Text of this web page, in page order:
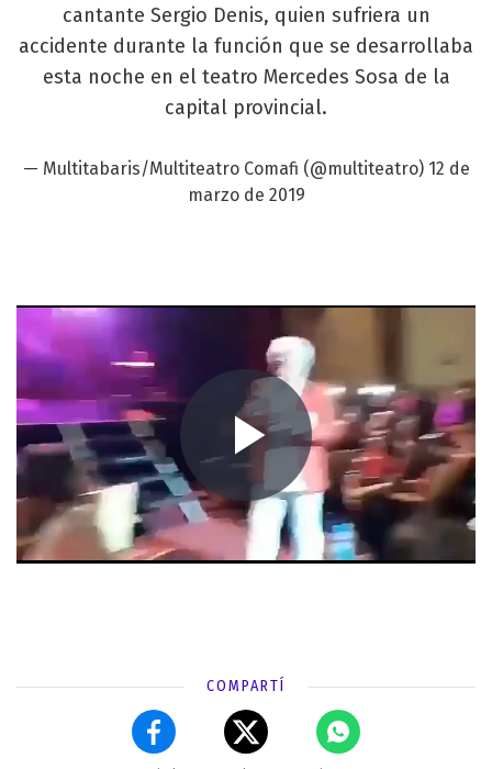
cantante Sergio Denis, quien sufriera un
accidente durante la función que se desarrollaba
esta noche en el teatro Mercedes Sosa de la
capital provincial.
— Multitabaris/Multiteatro Comafi (@multiteatro) 12 de
marzo de 2019
COMPARTÍ